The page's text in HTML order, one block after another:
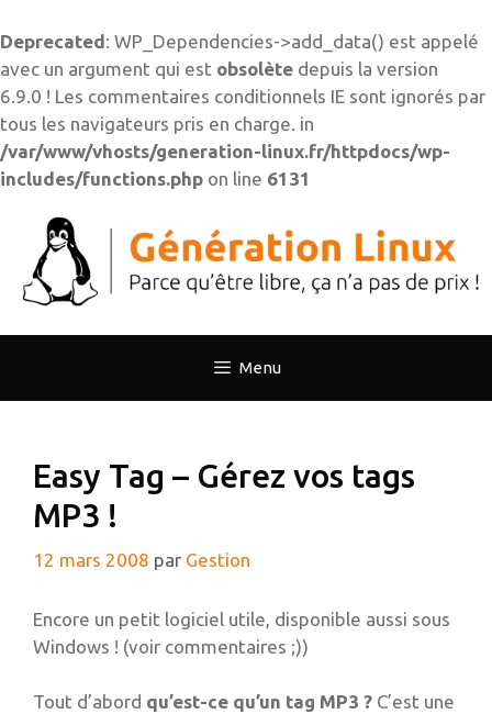
Deprecated: WP_Dependencies->add_data() est appelé
avec un argument qui est obsolète depuis la version
6.9.0 ! Les commentaires conditionnels IE sont ignorés par
tous les navigateurs pris en charge. in
/var/www/vhosts/generation-linux.fr/httpdocs/wp-
includes/functions.php on line 6131
contenu
Menu
Easy Tag – Gérez vos tags
MP3 !
12 mars 2008 par Gestion
Encore un petit logiciel utile, disponible aussi sous
Windows ! (voir commentaires ;))
Tout d’abord qu’est-ce qu’un tag MP3 ? C’est une